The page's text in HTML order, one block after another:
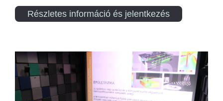
Részletes információ és jelentkezés